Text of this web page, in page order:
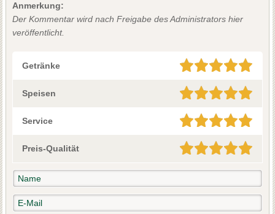
Anmerkung:
Der Kommentar wird nach Freigabe des Administrators hier
veröffentlicht.
Getränke
Speisen
Service
Preis-Qualität